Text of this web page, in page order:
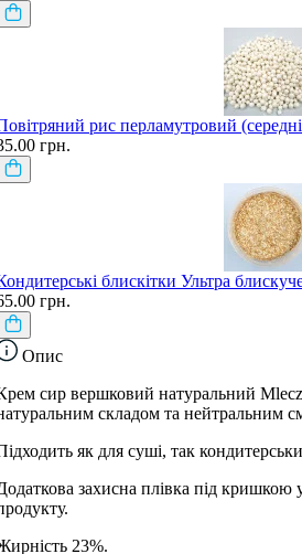
рис перламутровий
грн.
блискітки Ультра
грн.
Опис
сир вершковий натуральний
складом та нейтральним
як для суші, так
захисна плівка під кришкою
23%.